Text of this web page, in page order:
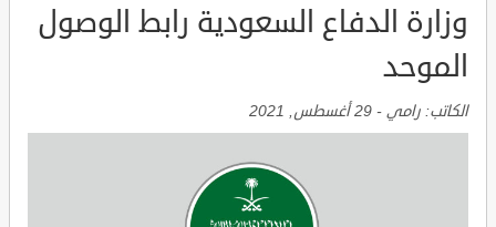
وزارة الدفاع السعودية رابط الوصول
الموحد
الكاتب: رامي - 29 أغسطس, 2021